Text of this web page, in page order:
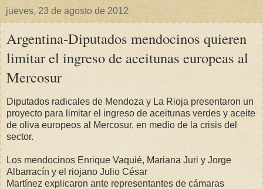
jueves, 23 de agosto de 2012
Argentina-Diputados mendocinos quieren
limitar el ingreso de aceitunas europeas al
Mercosur
Diputados radicales de Mendoza y La Rioja presentaron un
proyecto para limitar el ingreso de aceitunas verdes y aceite
de oliva europeos al Mercosur, en medio de la crisis del
sector.
Los mendocinos Enrique Vaquié, Mariana Juri y Jorge
Albarracín y el riojano Julio César
Martínez explicaron ante representantes de cámaras